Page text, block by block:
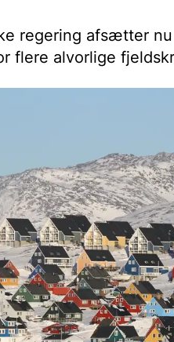
regering afsætter
flere alvorlige